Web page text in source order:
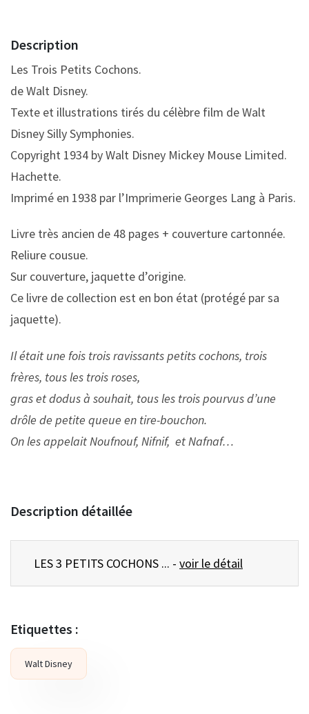
Description
Les Trois Petits Cochons.
de Walt Disney.
Texte et illustrations tirés du célèbre film de Walt
Disney Silly Symphonies.
Copyright 1934 by Walt Disney Mickey Mouse Limited.
Hachette.
Imprimé en 1938 par l’Imprimerie Georges Lang à Paris.
Livre très ancien de 48 pages + couverture cartonnée.
Reliure cousue.
Sur couverture, jaquette d’origine.
Ce livre de collection est en bon état (protégé par sa
jaquette).
Il était une fois trois ravissants petits cochons, trois
frères, tous les trois roses,
gras et dodus à souhait, tous les trois pourvus d’une
drôle de petite queue en tire-bouchon.
On les appelait Noufnouf, Nifnif, et Nafnaf…
Description détaillée
LES 3 PETITS COCHONS ... - voir le détail
Etiquettes :
Walt Disney